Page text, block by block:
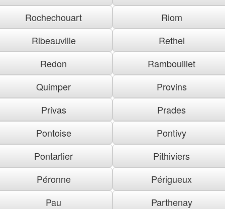
Rochechouart
Riom
Ribeauville
Rethel
Redon
Rambouillet
Quimper
Provins
Privas
Prades
Pontoise
Pontivy
Pontarlier
Pithiviers
Péronne
Périgueux
Pau
Parthenay